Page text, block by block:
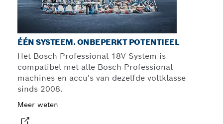
ÉÉN SYSTEEM. ONBEPERKT POTENTIEEL
Het Bosch Professional 18V System is
compatibel met alle Bosch Professional
machines en accu's van dezelfde voltklasse
sinds 2008.
Meer weten